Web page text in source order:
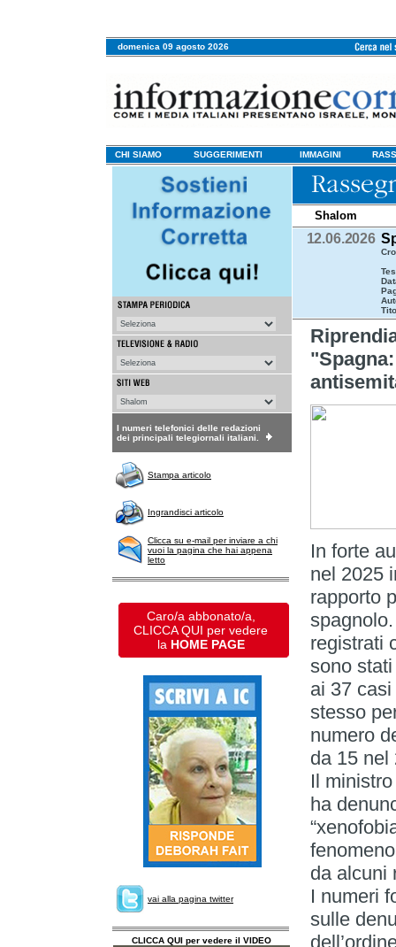
domenica 09 agosto 2026
CHI SIAMO SUGGERIMENTI IMMAGINI
I numeri telefonici delle redazioni
dei principali telegiornali italiani.
Stampa articolo
Ingrandisci articolo
Clicca su e-mail per inviare a chi
vuoi la pagina che hai appena
letto
Caro/a abbonato/a,
CLICCA QUI per vedere
la HOME PAGE
vai alla pagina twitter
CLICCA QUI per vedere il VIDEO
Shalom
12.06.2026
In forte
nel 2025
rapporto
registrati
sono
ai 37
stesso
numero
da 15 nel
Il
ha
da alcuni
I numeri
sulle